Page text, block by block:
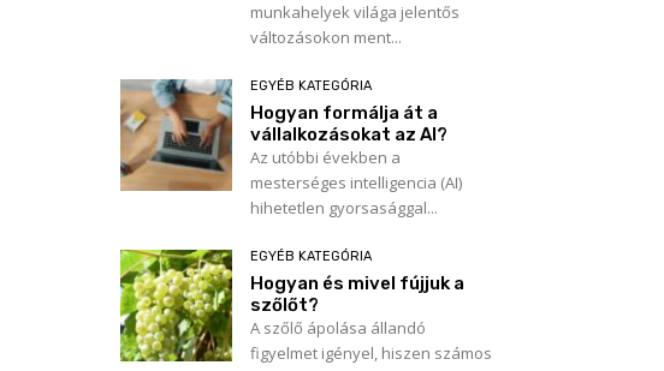
munkahelyek világa jelentős
változásokon ment...
EGYÉB KATEGÓRIA
Hogyan formálja át a
vállalkozásokat az AI?
Az utóbbi években a
mesterséges intelligencia (AI)
hihetetlen gyorsasággal...
EGYÉB KATEGÓRIA
Hogyan és mivel fújjuk a
szőlőt?
A szőlő ápolása állandó
figyelmet igényel, hiszen számos